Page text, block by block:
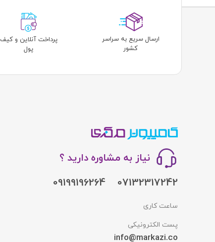
ارسال سریع به سراسر
کشور
پرداخت آنلاین و کیف
پول
نیاز به مشاوره دارید ؟
07132317242
09199196264
ساعت کاری
پست الکترونیکی
info@markazi.co